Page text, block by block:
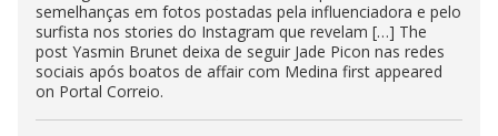
semelhanças em fotos postadas pela influenciadora e pelo
surfista nos stories do Instagram que revelam […] The
post Yasmin Brunet deixa de seguir Jade Picon nas redes
sociais após boatos de affair com Medina first appeared
on Portal Correio.